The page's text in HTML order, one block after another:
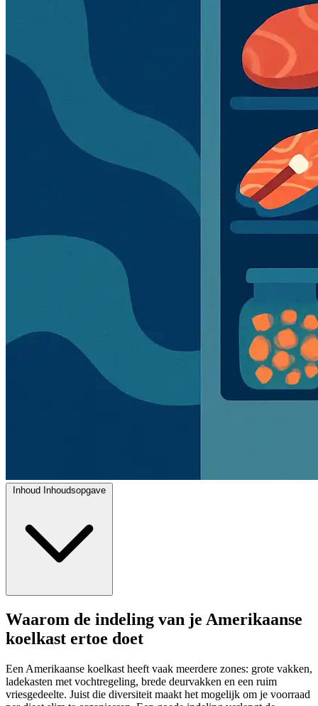
Inhoud Inhoudsopgave
Waarom de indeling van je Amerikaanse
koelkast ertoe doet
Een Amerikaanse koelkast heeft vaak meerdere zones: grote vakken,
ladekasten met vochtregeling, brede deurvakken en een ruim
vriesgedeelte. Juist die diversiteit maakt het mogelijk om je voorraad